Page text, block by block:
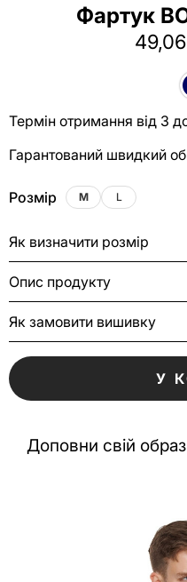
Фартук
Термін отримання від 3
Гарантований швидкий
Розмір M L
Як визначити розмір
Опис продукту
Як замовити вишивку
У
Доповни свій образ